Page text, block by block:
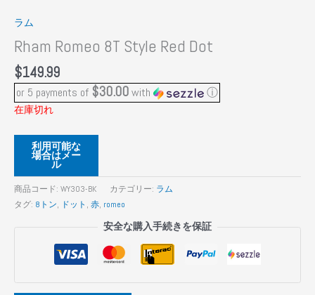
ラム
Rham Romeo 8T Style Red Dot
$149.99
or 5 payments of $30.00with ⓘ
在庫切れ
利用可能な
場合はメー
ル
商品コード: WY303-BK カテゴリー: ラム
タグ: 8トン, ドット , 赤, romeo
安全な購入手続きを保証